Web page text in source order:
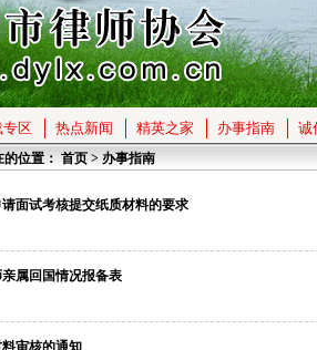
专区 热点新闻 精英之家 办事指南 诚
位置： 首页> 办事指南
面试考核提交纸质材料的要求
属回国情况报备表
审核的通知